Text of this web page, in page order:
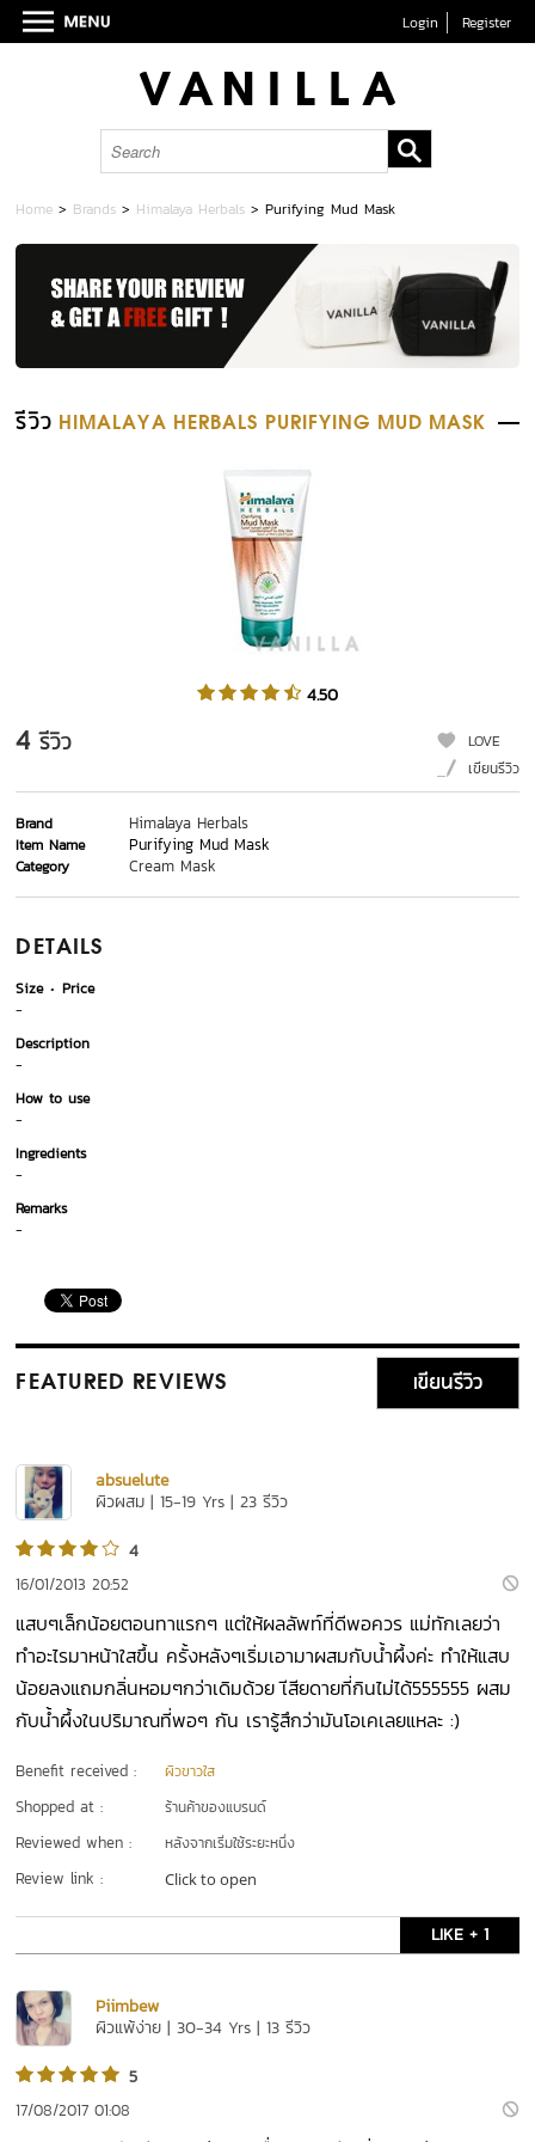
Login Register
Home > Brands > Himalaya Herbals >Purifying Mud Mask
รีวิว HIMALAYA HERBALS PURIFYING MUD MASK
4.50
4 รีวิว
LOVE
เขียนรีวิว
Brand Himalaya Herbals
Item Name Purifying Mud Mask
Category Cream Mask
DETAILS
Size
Price
-
Description
-
How to use
-
Ingredients
-
Remarks
-
FEATURED REVIEWS เขียนรีวิว
absuelute
ผิวผสม | 15-19 Yrs | 23 รีวิว
4
16/01/2013 20:52
แสบๆเล็กน้อยตอนทาแรกๆ แต่ให้ผลลัพท์ที่ดีพอควร แม่ทักเลยว่า
ทำอะไรมาหน้าใสขึ้น ครั้งหลังๆเริ่มเอามาผสมกับน้ำผึ้งค่ะ ทำให้แสบ
น้อยลงแถมกลิ่นหอมๆกว่าเดิมด้วย เีสียดายที่กินไม่ได้555555 ผสม
กับน้ำผึ้งในปริมาณที่พอๆ กัน เรารู้สึกว่ามันโอเคเลยแหละ :)
Benefit received : ผิวขาวใส
Shopped at : ร้านค้าของแบรนด์
Reviewed when : หลังจากเริ่มใช้ระยะหนึ่ง
Review link : Click to open
LIKE + 1
Piimbew
ผิวแพ้ง่าย | 30-34 Yrs | 13 รีวิว
5
17/08/2017 01:08